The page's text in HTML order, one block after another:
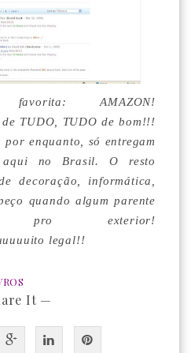
AMAZON!
de TUDO, TUDO de bom!!!
enquanto, só entregam
no Brasil. O resto
decoração, informática,
quando algum parente
exterior!
legal!!
It —